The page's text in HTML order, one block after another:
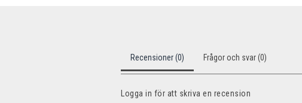
Recensioner (0) Frågor och svar (0)
Logga in för att skriva en recension